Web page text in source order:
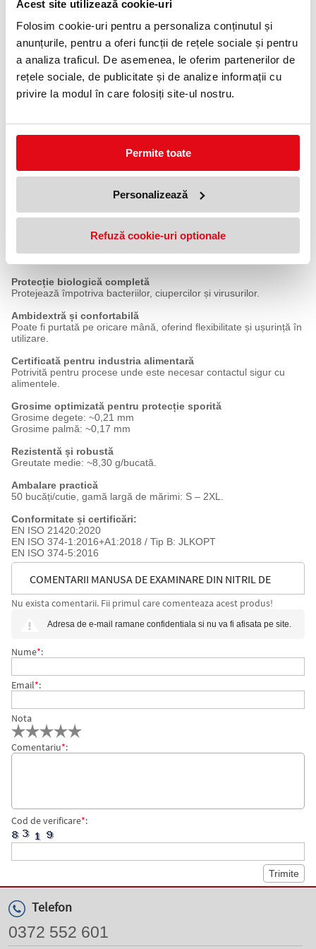
Acest site utilizează cookie-uri
Folosim cookie-uri pentru a personaliza conținutul și
anunțurile, pentru a oferi funcții de rețele sociale și pentru
a analiza traficul. De asemenea, le oferim partenerilor de
rețele sociale, de publicitate și de analize informații cu
privire la modul în care folosiți site-ul nostru.
Permite toate
Personalizează
Refuză cookie-uri optionale
uleioase.
Fabricată din nitril, fără latex și nepudrată, este potrivită pentru
utilizatori cu sensibilitate la latex și pentru utilizare îndelungată în
medii solicitante, inclusiv în industria alimentară și aplicații
industriale.
Caracteristici principale:
Oferă rezistență ridicată la perforare și reduce riscul reacțiilor
alergice.
Ideală pentru utilizare generală, fără contaminare cu pudră.
Textură diamant pe palmă și degete
Asigură aderență excelentă și control precis în manipularea
obiectelor.
Rezistență chimică certificată
Protecție biologică completă
Protejează împotriva bacteriilor, ciupercilor și virusurilor.
Ambidextră și confortabilă
Poate fi purtată pe oricare mână, oferind flexibilitate și ușurință în
utilizare.
Certificată pentru industria alimentară
Potrivită pentru procese unde este necesar contactul sigur cu
alimentele.
Grosime optimizată pentru protecție sporită
Grosime degete: ~0,21 mm
Grosime palmă: ~0,17 mm
Rezistentă și robustă
Greutate medie: ~8,30 g/bucată.
Ambalare practică
50 bucăți/cutie, gamă largă de mărimi: S – 2XL.
Conformitate și certificări:
EN ISO 21420:2020
EN ISO 374-1:2016+A1:2018 / Tip B: JLKOPT
EN ISO 374-5:2016
COMENTARII MANUSA DE EXAMINARE DIN NITRIL DE
UNICA FOLOSINTA ROCK SAFETY
Nu exista comentarii. Fii primul care comenteaza acest produs!
Adresa de e-mail ramane confidentiala si nu va fi afisata pe site.
Nume*:
Email*:
Nota
Comentariu*:
Cod de verificare*:
Telefon
0372 552 601